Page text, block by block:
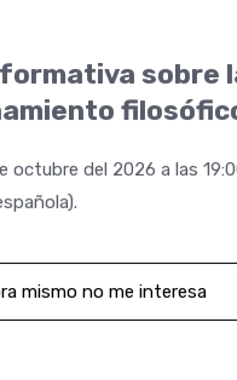
19:00h
sobre
octubre del 2026 a las
mismo no me interesa